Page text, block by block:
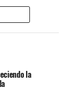
de la
Patronal de
la